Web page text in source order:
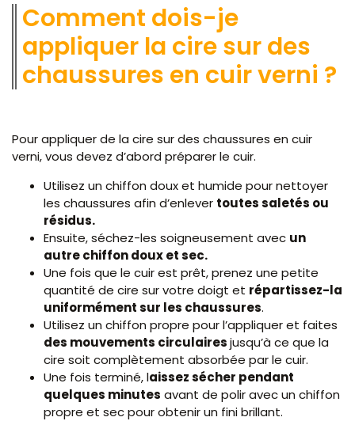
Comment dois-je
appliquer la cire sur des
chaussures en cuir verni ?
Pour appliquer de la cire sur des chaussures en cuir
verni, vous devez d’abord préparer le cuir.
Utilisez un chiffon doux et humide pour nettoyer
les chaussures afin d’enlever toutes saletés ou
résidus.
Ensuite, séchez-les soigneusement avec un
autre chiffon doux et sec.
Une fois que le cuir est prêt, prenez une petite
quantité de cire sur votre doigt et répartissez-la
uniformément sur les chaussures.
Utilisez un chiffon propre pour l’appliquer et faites
des mouvements circulairesjusqu’à ce que la
cire soit complètement absorbée par le cuir.
Une fois terminé, laissez sécher pendant
quelques minutes avant de polir avec un chiffon
propre et sec pour obtenir un fini brillant.